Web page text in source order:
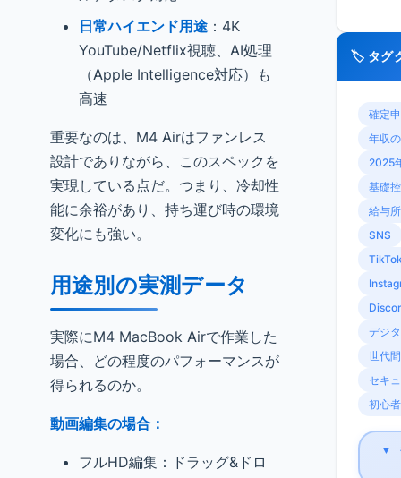
日常ハイエンド用途 ：4K
YouTube/Netflix視聴、AI処理
（Apple Intelligence対応）も
高速
重要なのは、M4 Airはファンレス
設計でありながら、このスペックを
実現している点だ。つまり、冷却性
能に余裕があり、持ち運び時の環境
変化にも強い。
用途別の実測データ
実際にM4 MacBook Airで作業した
場合、どの程度のパフォーマンスが
得られるのか。
動画編集の場合：
フルHD編集：ドラッグ&ドロ
🏷️ タグ
確定
年収
2025
基礎
給与
SNS
デジ
世代
セキ
初心
▼